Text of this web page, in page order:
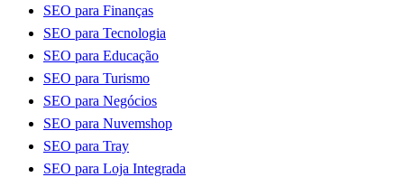
SEO para Finanças
SEO para Tecnologia
SEO para Educação
SEO para Turismo
SEO para Negócios
SEO para Nuvemshop
SEO para Tray
SEO para Loja Integrada